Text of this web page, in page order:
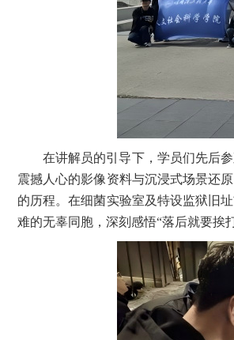
在讲解员的引导下，学员们先后
震撼人心的影像资料与沉浸式场景还
的历程。在细菌实验室及特设监狱旧
难的无辜同胞，深刻感悟“落后就要挨